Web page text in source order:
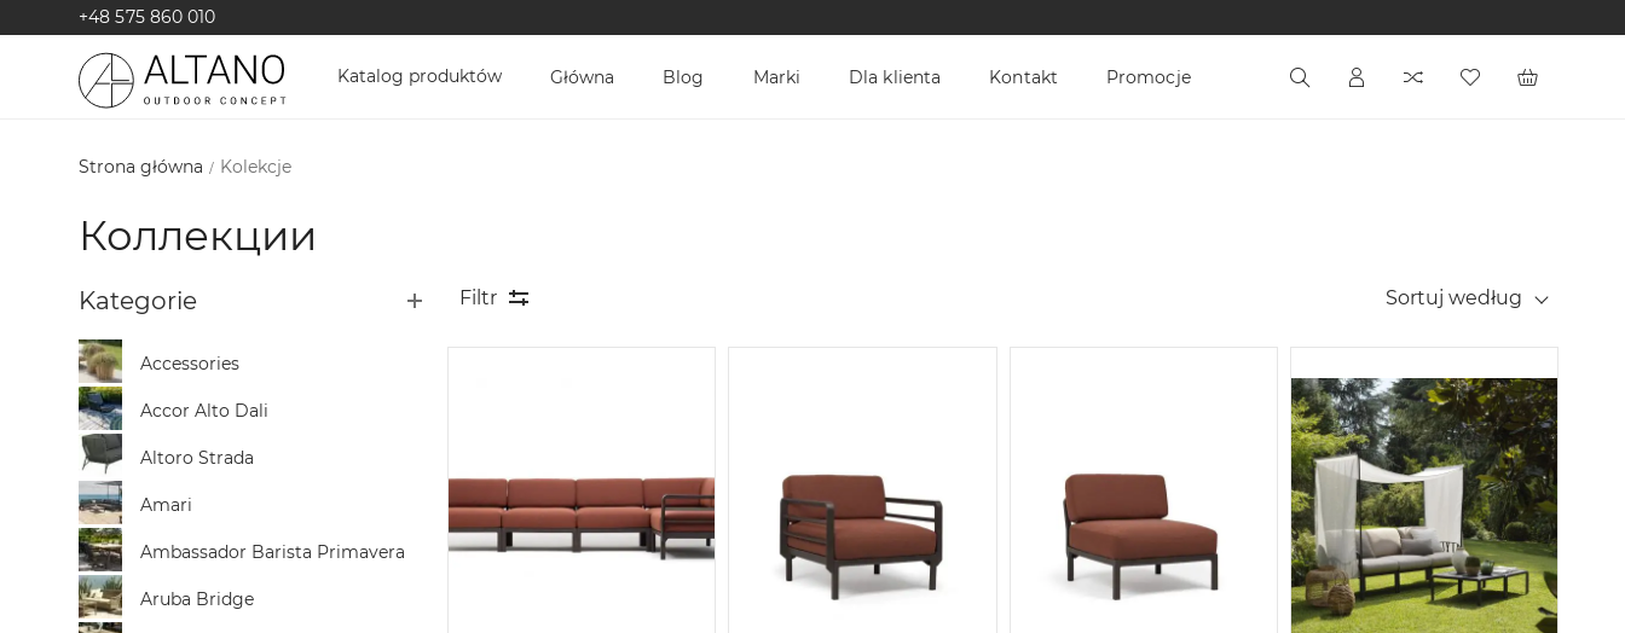
+48 575 860 010
Katalog produktów Główna Blog Marki Dla klienta Kontakt Promocje
Strona główna Kolekcje
Коллекции
Kategorie
Accessories
Accor Alto Dali
Altoro Strada
Amari
Ambassador Barista Primavera
Aruba Bridge
Filtr Sortuj według